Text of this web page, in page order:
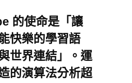
的使命是「讓
快樂的學習語
世界連結」。運
的演算法分析超